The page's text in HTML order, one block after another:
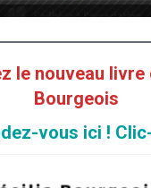
le nouveau livre
Bourgeois
vous ici !